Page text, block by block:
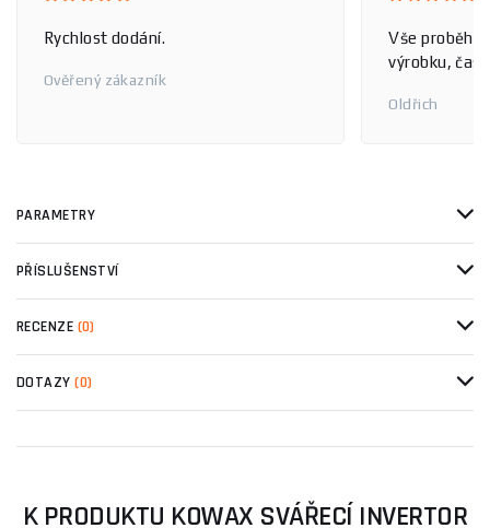
Rychlost dodání.
Ověřený zákazník
Vše
výrobku, čas
Oldřich
PARAMETRY
PŘÍSLUŠENSTVÍ
RECENZE (0)
DOTAZY(0)
K PRODUKTU KOWAX SVÁŘECÍ INVERTOR